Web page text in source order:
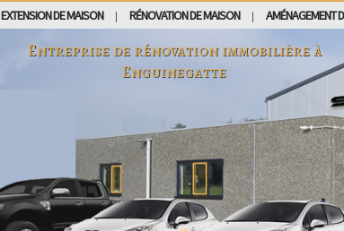
EXTENSION DE MAISON RÉNOVATION DE MAISON AMÉNAGEMENT
Entreprise de rénovation immobilière à
Enguinegatte